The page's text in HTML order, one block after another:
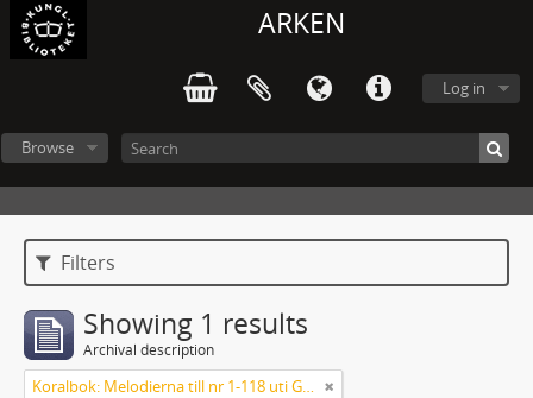
ARKEN
Log in
Browse
Filters
Showing 1 results
Archival description
Koralbok: Melodierna till nr 1-118 uti Gamla Psalmboken, enstämmigt satta